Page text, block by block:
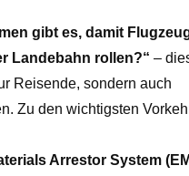
gibt es, damit
Landebahn rollen?“ –
Reisende, sondern auch
Zu den wichtigsten
Arrestor System